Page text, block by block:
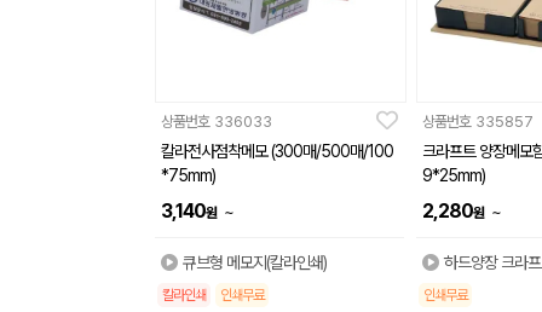
상품번호 336033
칼라전사점착메모 (300매/500매/100
*75mm)
3,140원 ~
큐브형 메모지(칼라인쇄)
칼라인쇄 인쇄무료
상품번호 335857
크라프트 양장메
9*25mm)
2,280원 ~
하드양장 크라
인쇄무료